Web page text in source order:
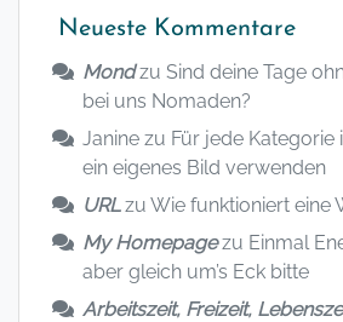
Neueste Kommentare
Mondzu Sind deine Tage
bei uns Nomaden?
Janine zu Für jede Kategorie
ein eigenes Bild verwenden
URLzu Wie funktioniert eine
My Homepagezu Einmal
aber gleich um’s Eck bitte
Arbeitszeit, Freizeit,